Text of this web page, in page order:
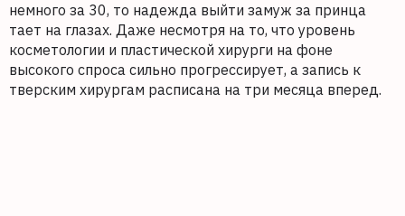
немного за 30, то надежда выйти замуж за принца
тает на глазах. Даже несмотря на то, что уровень
косметологии и пластической хирурги на фоне
высокого спроса сильно прогрессирует, а запись к
тверским хирургам расписана на три месяца вперед.